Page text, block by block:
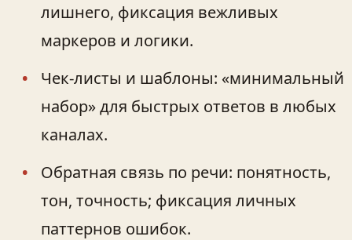
лишнего, фиксация вежливых
маркеров и логики.
Чек-листы и шаблоны: «минимальный
набор» для быстрых ответов в любых
каналах.
Обратная связь по речи: понятность,
тон, точность; фиксация личных
паттернов ошибок.